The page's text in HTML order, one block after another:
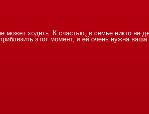
может ходить. К счастью, в семье никто
этот момент, и ей очень нужна